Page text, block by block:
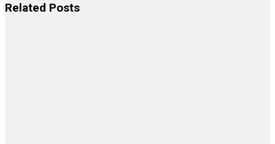
Related Posts